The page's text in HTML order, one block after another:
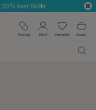
Skönhet
20% över 649kr
Recept Profil Favoriter Kassa